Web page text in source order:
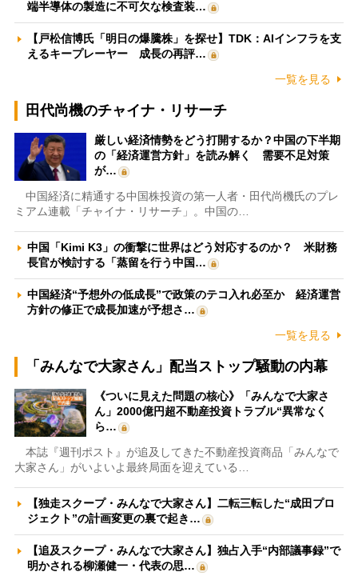
端半導体の製造に不可欠な検査装…
【戸松信博氏「明日の爆騰株」を探せ】TDK：AIインフラを支
えるキープレーヤー 成長の再評…
一覧を見る
田代尚機のチャイナ・リサーチ
厳しい経済情勢をどう打開するか？中国の下半期
の「経済運営方針」を読み解く 需要不足対策
が…
中国経済に精通する中国株投資の第一人者・田代尚機氏のプレ
ミアム連載「チャイナ・リサーチ」。中国の…
中国「Kimi K3」の衝撃に世界はどう対応するのか？ 米財務
長官が検討する「蒸留を行う中国…
中国経済“予想外の低成長”で政策のテコ入れ必至か 経済運営
方針の修正で成長加速が予想さ…
一覧を見る
「みんなで大家さん」配当ストップ騒動の内幕
《ついに見えた問題の核心》「みんなで大家さ
ん」2000億円超不動産投資トラブル“異常なく
ら…
本誌『週刊ポスト』が追及してきた不動産投資商品「みんなで
大家さん」がいよいよ最終局面を迎えている…
【独走スクープ・みんなで大家さん】二転三転した“成田プロ
ジェクト”の計画変更の裏で起き…
【追及スクープ・みんなで大家さん】独占入手“内部議事録”で
明かされる柳瀬健一・代表の思…